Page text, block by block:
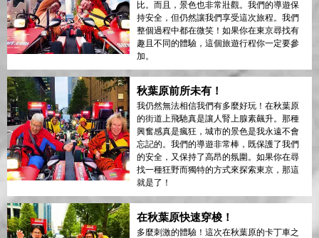
比。而且，景色也非常壯觀。我們的導遊保
持安全，但仍然讓我們享受這次旅程。我們
整個過程中都在微笑！如果你在東京尋找有
趣且不同的體驗，這個旅遊行程你一定要參
加。
秋葉原前所未有！
我仍然無法相信我們有多麼好玩！在秋葉原
的街道上飛馳真是讓人腎上腺素飆升。那種
興奮感真是瘋狂，城市的景色是我永遠不會
忘記的。我們的導遊非常棒，既保護了我們
的安全，又保持了高昂的氛圍。如果你在尋
找一種狂野而獨特的方式來探索東京，那這
就是了！
在秋葉原快速穿梭！
多麼刺激的體驗！這次在秋葉原的卡丁車之